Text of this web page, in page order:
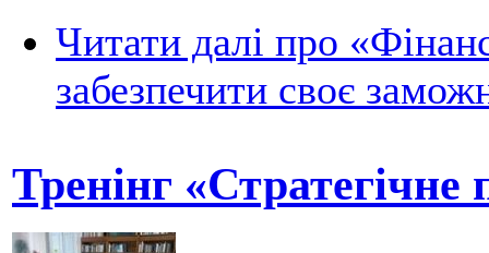
Читати далі про
забезпечити своє
Тренінг «Стратегічне